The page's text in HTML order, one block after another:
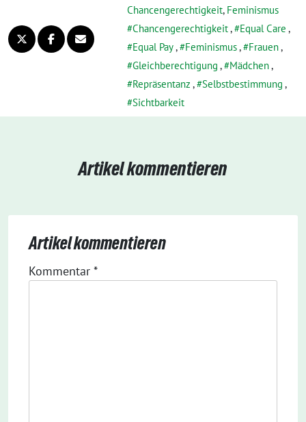
Chancengerechtigkeit, Feminismus
Chancengerechtigkeit, Equal Care ,
Equal Pay, Feminismus, Frauen,
Gleichberechtigung , Mädchen,
Repräsentanz , Selbstbestimmung ,
Sichtbarkeit
Artikel kommentieren
Artikel kommentieren
Kommentar *